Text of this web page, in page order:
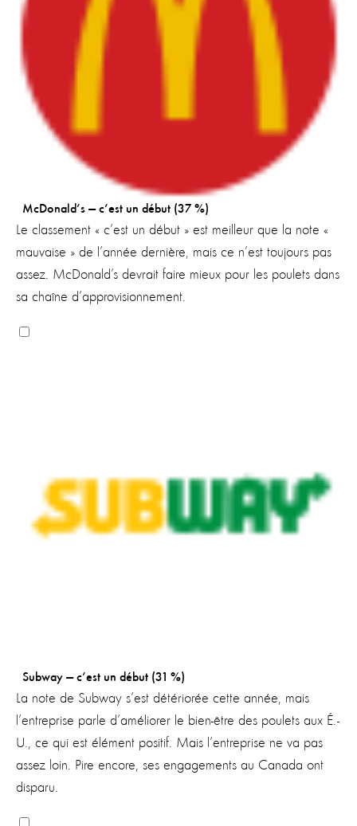
McDonald’s — c’est un début (37 %)
Le classement « c’est un début » est meilleur que la note «
mauvaise » de l’année dernière, mais ce n’est toujours pas
assez. McDonald’s devrait faire mieux pour les poulets dans
sa chaîne d’approvisionnement.
Subway — c’est un début (31 %)
La note de Subway s’est détériorée cette année, mais
l’entreprise parle d’améliorer le bien-être des poulets aux É.-
U., ce qui est élément positif. Mais l’entreprise ne va pas
assez loin. Pire encore, ses engagements au Canada ont
disparu.